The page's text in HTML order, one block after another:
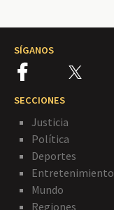
SÍGANOS
SECCIONES
Justicia
Política
Deportes
Entretenimiento
Mundo
Regiones